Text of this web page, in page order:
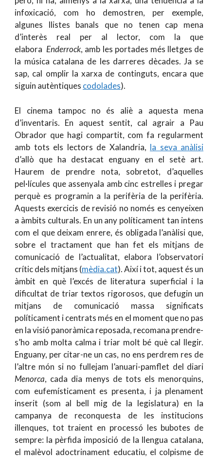
infoxicació, com ho demostren, per exemple,
algunes llistes banals que no tenen cap mena
d’interès real per al lector, com la que
elabora Enderrock, amb les portades més lletges de
la música catalana de les darreres dècades. Ja se
sap, cal omplir la xarxa de continguts, encara que
siguin autèntiques codolades).
El cinema tampoc no és aliè a aquesta mena
d’inventaris. En aquest sentit, cal agrair a Pau
Obrador que hagi compartit, com fa regularment
amb tots els lectors de Xalandria, la seva anàlisi
d’allò que ha destacat enguany en el setè art.
Haurem de prendre nota, sobretot, d’aquelles
pel·lícules que assenyala amb cinc estrelles i pregar
perquè es programin a la perifèria de la perifèria.
Aquests exercicis de revisió no només es cenyeixen
a àmbits culturals. En un any políticament tan intens
com el que deixam enrere, és obligada l’anàlisi que,
sobre el tractament que han fet els mitjans de
comunicació de l’actualitat, elabora l’observatori
crític dels mitjans (mèdia.cat). Així i tot, aquest és un
àmbit en què l’excés de literatura superficial i la
dificultat de triar textos rigorosos, que defugin un
mitjans de comunicació massa significats
políticament i centrats més en el moment que no pas
en la visió panoràmica reposada, recomana prendre-
s’ho amb molta calma i triar molt bé què cal llegir.
Enguany, per citar-ne un cas, no ens perdrem res de
l’altre món si no fullejam l’anuari-pamflet del diari
Menorca, cada dia menys de tots els menorquins,
com eufemísticament es presenta, i ja plenament
inserit (som al bell mig de la legislatura) en la
campanya de reconquesta de les institucions
illenques, tot traient en processó les bubotes de
sempre: la pèrfida imposició de la llengua catalana,
el malèvol adoctrinament educatiu, el colpisme de